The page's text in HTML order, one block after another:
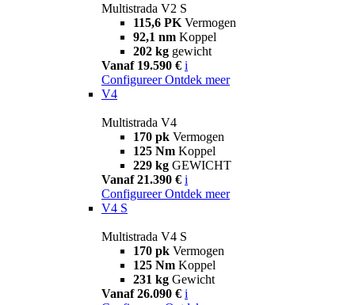
Multistrada V2 S
115,6 PK Vermogen
92,1 nm Koppel
202 kg gewicht
Vanaf 19.590 € i
Configureer Ontdek meer
V4
Multistrada V4
170 pk Vermogen
125 Nm Koppel
229 kg GEWICHT
Vanaf 21.390 € i
Configureer Ontdek meer
V4 S
Multistrada V4 S
170 pk Vermogen
125 Nm Koppel
231 kg Gewicht
Vanaf 26.090 € i